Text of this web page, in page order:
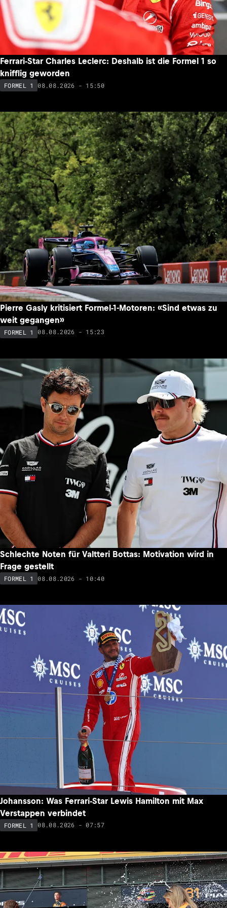
Ferrari-Star Charles Leclerc: Deshalb ist die Formel 1 so
knifflig geworden
FORMEL 1 08.08.2026 - 15:50
Pierre Gasly kritisiert Formel-1-Motoren: «Sind etwas zu
weit gegangen»
FORMEL 1 08.08.2026 - 15:23
Schlechte Noten für Valtteri Bottas: Motivation wird in
Frage gestellt
FORMEL 1 08.08.2026 - 10:40
Johansson: Was Ferrari-Star Lewis Hamilton mit Max
Verstappen verbindet
FORMEL 1 08.08.2026 - 07:57